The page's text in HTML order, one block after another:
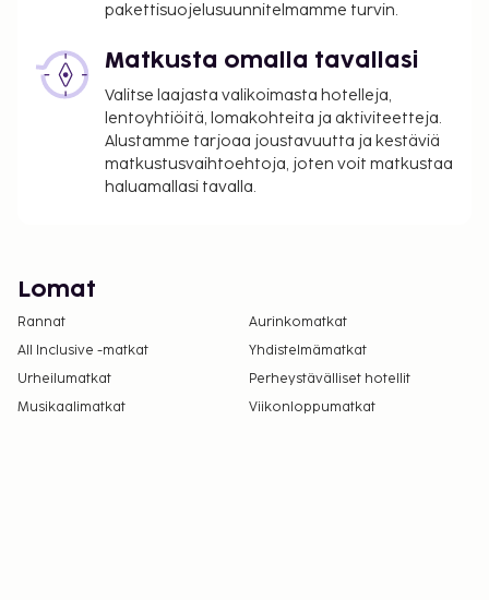
pakettisuojelusuunnitelmamme turvin.
Matkusta omalla tavallasi
Valitse laajasta valikoimasta hotelleja,
lentoyhtiöitä, lomakohteita ja aktiviteetteja.
Alustamme tarjoaa joustavuutta ja kestäviä
matkustusvaihtoehtoja, joten voit matkustaa
haluamallasi tavalla.
Lomat
Rannat
Aurinkomatkat
All Inclusive -matkat
Yhdistelmämatkat
Urheilumatkat
Perheystävälliset hotellit
Musikaalimatkat
Viikonloppumatkat